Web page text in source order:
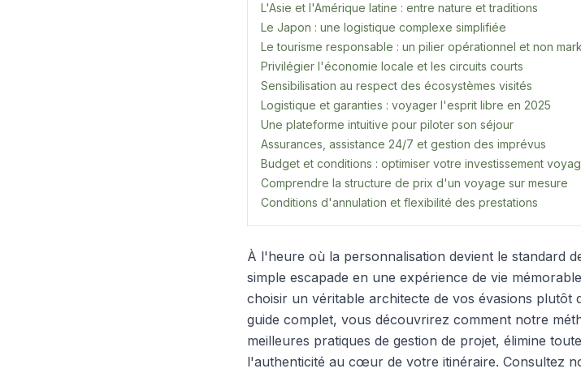
L'Asie et l'Amérique latine : entre nature et traditions
Le Japon : une logistique complexe simplifiée
Le tourisme responsable : un pilier opérationnel et non
Privilégier l'économie locale et les circuits courts
Sensibilisation au respect des écosystèmes visités
Logistique et garanties : voyager l'esprit libre en 2025
Une plateforme intuitive pour piloter son séjour
Assurances, assistance 24/7 et gestion des imprévus
Budget et conditions : optimiser votre investissement
Comprendre la structure de prix d'un voyage sur mesure
Conditions d'annulation et flexibilité des prestations
À l'heure où la personnalisation devient le standard
simple escapade en une expérience de vie
choisir un véritable architecte de vos évasions plutôt
guide complet, vous découvrirez comment notre
meilleures pratiques de gestion de projet, élimine
l'authenticité au cœur de votre itinéraire. Consultez